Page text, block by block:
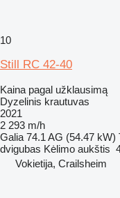
10
Still RC 42-40
Kaina pagal užklausimą
Dyzelinis krautuvas
2021
2 293 m/h
Galia 74.1 AG (54.47 kW)
dvigubas Kėlimo aukštis
Vokietija, Crailsheim